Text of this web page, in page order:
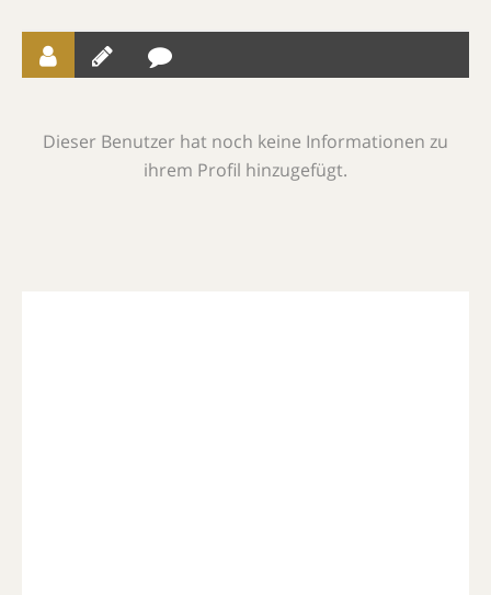
Dieser Benutzer hat noch keine Informationen zu
ihrem Profil hinzugefügt.